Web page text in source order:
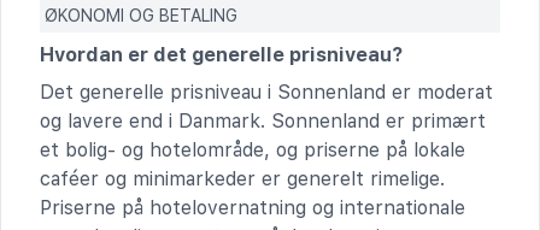
ØKONOMI OG BETALING
Hvordan er det generelle prisniveau?
Det generelle prisniveau i Sonnenland er moderat
og lavere end i Danmark. Sonnenland er primært
et bolig- og hotelområde, og priserne på lokale
caféer og minimarkeder er generelt rimelige.
Priserne på hotelovernatning og internationale